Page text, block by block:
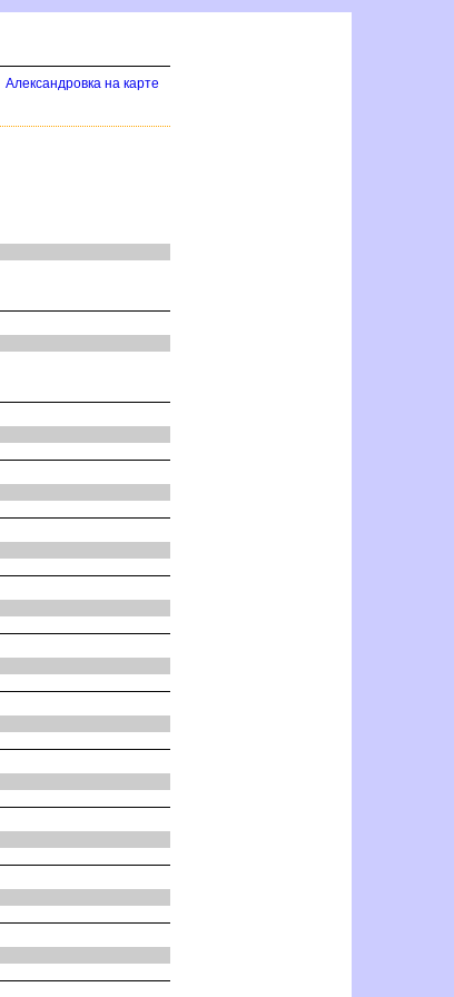
Александровка на карте